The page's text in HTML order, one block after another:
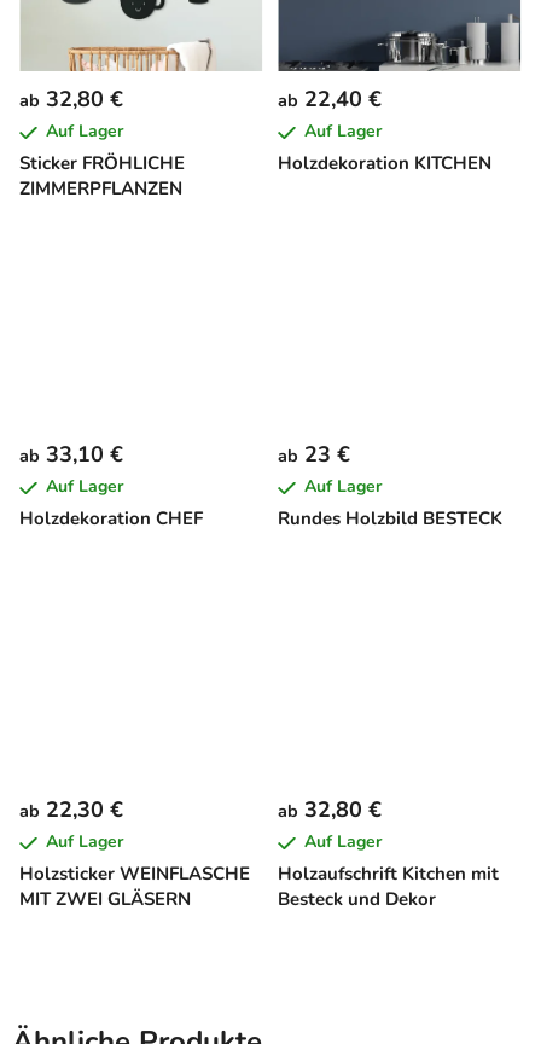
Sticker FRÖHLICHE
ZIMMERPFLANZEN
ab 32,80 €
Auf Lager
Holzdekoration KITCHEN
ab 22,40 €
Auf Lager
Holzdekoration CHEF
ab 33,10 €
Auf Lager
Rundes Holzbild BESTECK
ab 23 €
Auf Lager
Holzsticker WEINFLASCHE
MIT ZWEI GLÄSERN
ab 22,30 €
Auf Lager
Holzaufschrift Kitchen mit
Besteck und Dekor
ab 32,80 €
Auf Lager